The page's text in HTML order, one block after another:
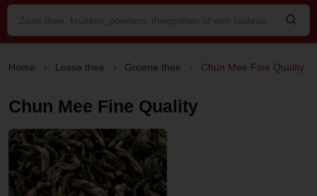
Home Losse thee Groene thee Chun Mee Fine Quality
Chun Mee Fine Quality